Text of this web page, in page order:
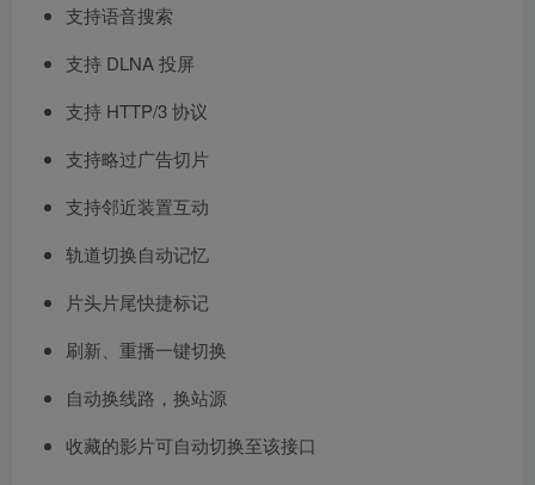
支持语音搜索
支持 DLNA 投屏
支持 HTTP/3 协议
支持略过广告切片
支持邻近装置互动
轨道切换自动记忆
片头片尾快捷标记
刷新、重播一键切换
自动换线路，换站源
收藏的影片可自动切换至该接口